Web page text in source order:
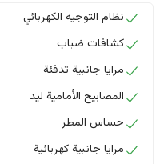
نظام التوجيه الكهربائي
كشافات ضباب
مرايا جانبية تدفئة
المصابيح الأمامية ليد
حساس المطر
مرايا جانبية كهربائية